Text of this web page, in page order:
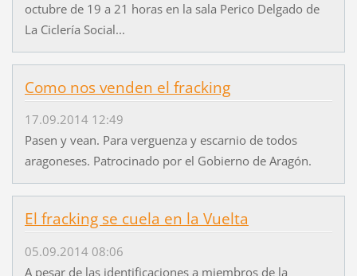
octubre de 19 a 21 horas en la sala Perico Delgado de
La Ciclería Social...
Como nos venden el fracking
17.09.2014 12:49
Pasen y vean. Para verguenza y escarnio de todos
aragoneses. Patrocinado por el Gobierno de Aragón.
El fracking se cuela en la Vuelta
05.09.2014 08:06
A pesar de las identificaciones a miembros de la